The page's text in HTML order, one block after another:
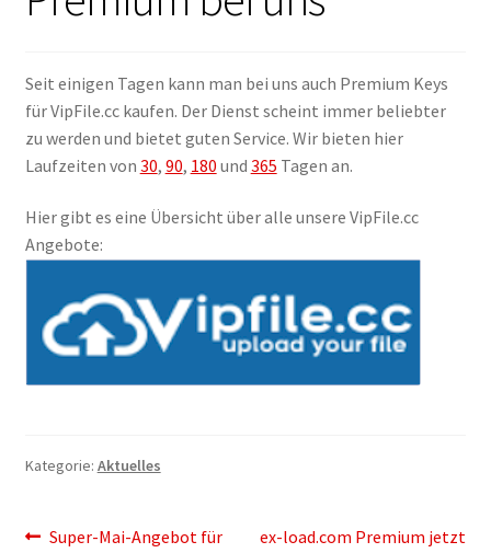
FileFox.cc
Xubster
Filesmonster
HotLink
Filespace
VipFile.cc
Seit einigen Tagen kann man bei uns auch Premium Keys
für VipFile.cc kaufen. Der Dienst scheint immer beliebter
zu werden und bietet guten Service. Wir bieten hier
Laufzeiten von 30, 90, 180 und 365 Tagen an.
Hier gibt es eine Übersicht über alle unsere VipFile.cc
Angebote:
Kategorie: Aktuelles
Beitragsnavigation
Vorheriger
Super-Mai-Angebot für
Nächster
ex-load.com Premium jetzt